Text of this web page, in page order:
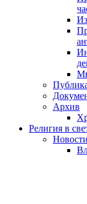
Архив
Религия в
Новости